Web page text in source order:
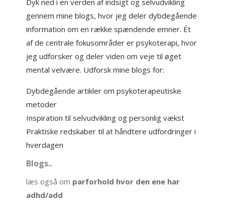
Dyk ned i en verden af indsigt og selvudvikling
gennem mine blogs, hvor jeg deler dybdegående
information om en række spændende emner. Ét
af de centrale fokusområder er psykoterapi, hvor
jeg udforsker og deler viden om veje til øget
mental velvære. Udforsk mine blogs for:
Dybdegående artikler om psykoterapeutiske
metoder
Inspiration til selvudvikling og personlig vækst
Praktiske redskaber til at håndtere udfordringer i
hverdagen
Blogs..
læs også om parforhold hvor den ene har
adhd/add